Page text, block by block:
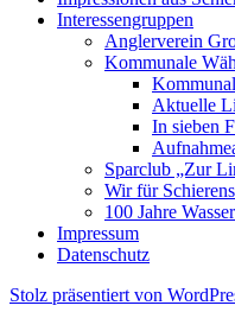
Interessengruppen
Anglerverein
Kommunale
Aktuelle
In sieben
Sparclub „Zur
Wir für
100 Jahre
Impressum
Datenschutz
Stolz präsentiert von